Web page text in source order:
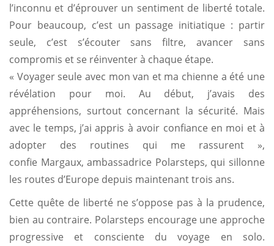
l’inconnu et d’éprouver un sentiment de liberté totale.
Pour beaucoup, c’est un passage initiatique : partir
seule, c’est s’écouter sans filtre, avancer sans
compromis et se réinventer à chaque étape.
« Voyager seule avec mon van et ma chienne a été une
révélation pour moi. Au début, j’avais des
appréhensions, surtout concernant la sécurité. Mais
avec le temps, j’ai appris à avoir confiance en moi et à
adopter des routines qui me rassurent »,
confie Margaux, ambassadrice Polarsteps, qui sillonne
les routes d’Europe depuis maintenant trois ans.
Cette quête de liberté ne s’oppose pas à la prudence,
bien au contraire. Polarsteps encourage une approche
progressive et consciente du voyage en solo.